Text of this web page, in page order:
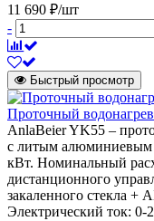
11 690 ₽/шт
-
Быстрый просмотр
Проточный
AnlaBeier YK55 –
с литым
кВт. Номинальный
дистанционного
закаленного стекла
Электрический ток: